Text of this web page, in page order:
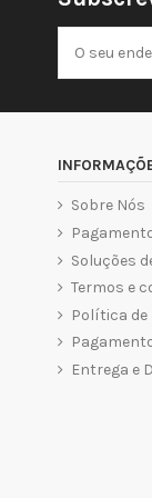
Sobre Nós
Soluções
Termos e
Política de
Entrega e